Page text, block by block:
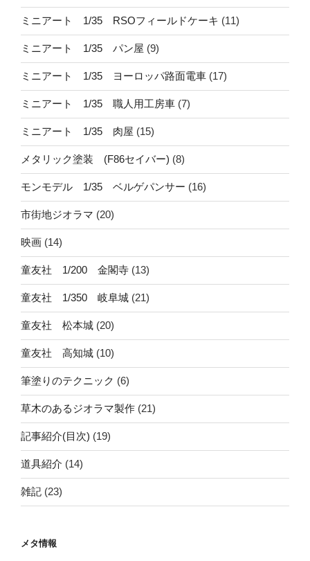
ミニアート 1/35 RSOフィールドケーキ (11)
ミニアート 1/35 パン屋 (9)
ミニアート 1/35 ヨーロッパ路面電車 (17)
ミニアート 1/35 職人用工房車 (7)
ミニアート 1/35 肉屋 (15)
メタリック塗装 (F86セイバー) (8)
モンモデル 1/35 ベルゲパンサー (16)
市街地ジオラマ (20)
映画 (14)
童友社 1/200 金閣寺 (13)
童友社 1/350 岐阜城 (21)
童友社 松本城 (20)
童友社 高知城 (10)
筆塗りのテクニック (6)
草木のあるジオラマ製作 (21)
記事紹介(目次) (19)
道具紹介 (14)
雑記 (23)
メタ情報